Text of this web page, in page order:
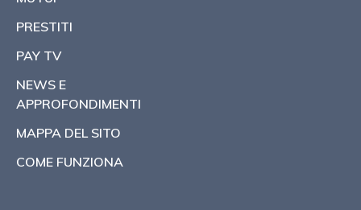
PRESTITI
PAY TV
NEWS E
APPROFONDIMENTI
MAPPA DEL SITO
COME FUNZIONA